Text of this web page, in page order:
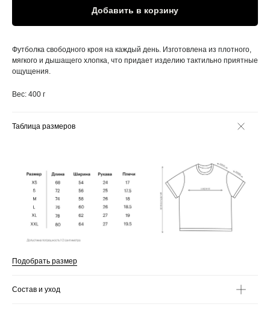
Добавить в корзину
Футболка свободного кроя на каждый день. Изготовлена из плотного,
мягкого и дышащего хлопка, что придает изделию тактильно приятные
ощущения.
Вес: 400 г
Таблица размеров
Подобрать размер
Состав и уход